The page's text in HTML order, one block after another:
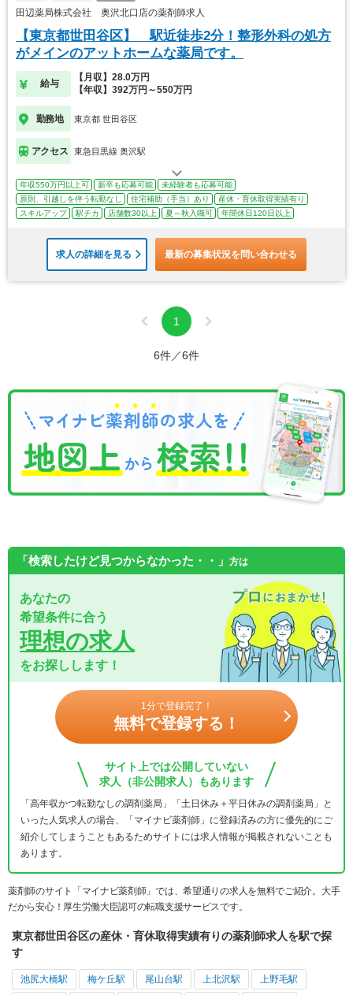
田辺薬局株式会社 奥沢北口店の薬剤師求人
【東京都世田谷区】 駅近徒歩2分！整形外科の処方
がメインのアットホームな薬局です。
給与
【月収】28.0万円
【年収】392万円～550万円
勤務地 東京都 世田谷区
アクセス 東急目黒線 奥沢駅
年収550万円以上可 新卒も応募可能
未経験者も応募可能
原則、引越しを伴う転勤なし
住宅補助（手当）あり
産休・育休取得実績有り
スキルアップ
駅チカ 店舗数30以上 夏～秋入職可 年間休日120日以上
求人の詳細を見る 最新の募集状況を問い合わせる
1
6件／6件
「検索したけど見つからなかった・・」 方は
あなたの
希望条件に合う
理想の求人
をお探しします！
1分で登録完了！
無料で登録する！
サイト上では公開していない
求人（非公開求人）もあります
「高年収かつ転勤なしの調剤薬局」「土日休み＋平日休みの調剤薬局」と
いった人気求人の場合、「マイナビ薬剤師」に登録済みの方に優先的にご
紹介してしまうこともあるためサイトには求人情報が掲載されないことも
あります。
薬剤師のサイト「マイナビ薬剤師」では、希望通りの求人を無料でご紹介。大手
だから安心！厚生労働大臣認可の転職支援サービスです。
東京都世田谷区の産休・育休取得実績有りの薬剤師求人を駅で探
す
池尻大橋駅 梅ケ丘駅 尾山台駅 上北沢駅 上野毛駅